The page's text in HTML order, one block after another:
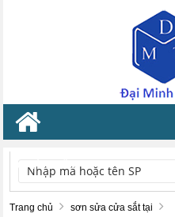
TÌM KIẾM
Trang chủ sơn sửa cửa sắt tại